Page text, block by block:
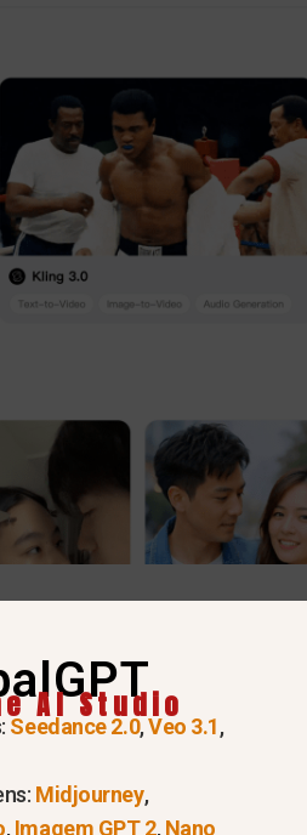
oficialmente o projeto
de geração de vídeo da
AI Studio
Seedance 2.0,Veo 3.1,
Midjourney,
,Imagem GPT 2,Nano